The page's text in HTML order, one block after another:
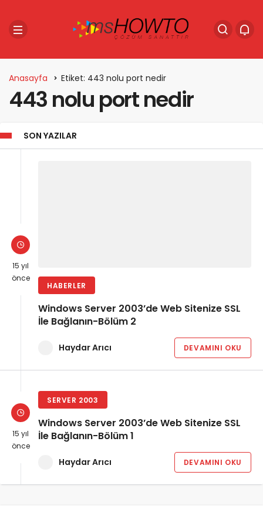
Anasayfa Etiket: 443 nolu port nedir
443 nolu port nedir
SON YAZILAR
15 yıl
önce
HABERLER
Windows Server 2003’de Web Sitenize SSL
İle Bağlanın-Bölüm 2
Haydar Arıcı DEVAMINI OKU
15 yıl
önce
SERVER 2003
Windows Server 2003’de Web Sitenize SSL
İle Bağlanın-Bölüm 1
Haydar Arıcı DEVAMINI OKU